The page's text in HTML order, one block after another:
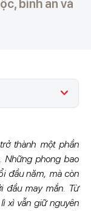
bình an và
thành một phần
Những phong bao
đầu năm, mà còn
đầu may mắn. Từ
xì vẫn giữ nguyên